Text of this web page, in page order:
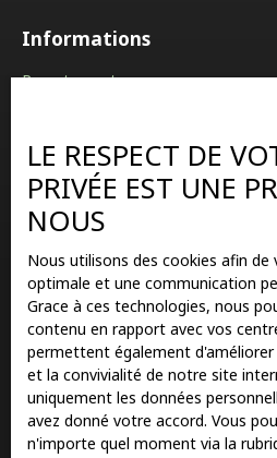
Informations
Recrutement
Mentions légales
Politique de confidentialité
Plan du site
Gérer les cookies
Propulsé par
+33 1 78 86 81
LE RESPECT DE
PRIVÉE EST UNE
NOUS
Nous utilisons des cookies afin de
optimale et une communication
Grace à ces technologies, nous
contenu en rapport avec vos
permettent également d'améliorer
et la convivialité de notre site
uniquement les données
avez donné votre accord. Vous
n'importe quel moment via la